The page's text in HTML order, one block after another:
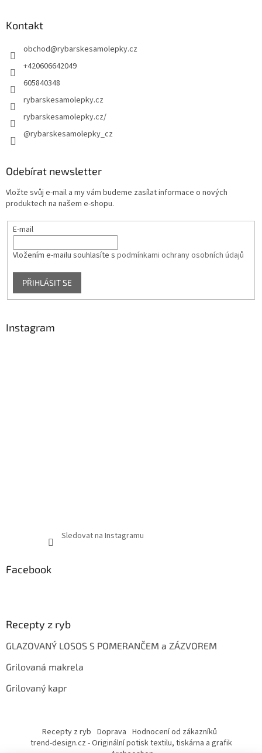
Kontakt
obchod@rybarskesamolepky.cz
+420606642049
605840348
rybarskesamolepky.cz
rybarskesamolepky.cz/
@rybarskesamolepky_cz
Odebírat newsletter
Vložte svůj e-mail a my vám budeme zasílat informace o nových
produktech na našem e-shopu.
E-mail
Vložením e-mailu souhlasíte s podmínkami ochrany osobních údajů
PŘIHLÁSIT SE
Instagram
Sledovat na Instagramu
Facebook
Recepty z ryb
GLAZOVANÝ LOSOS S POMERANČEM a ZÁZVOREM
Grilovaná makrela
Grilovaný kapr
Recepty z ryb Doprava Hodnocení od zákazníků
trend-design.cz - Originální potisk textilu, tiskárna a grafik